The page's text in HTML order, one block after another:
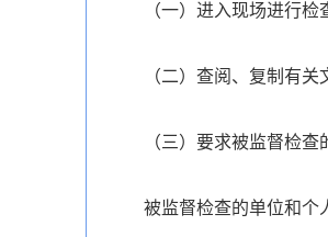
（一）进入现场进行检
（二）查阅、复制有关
（三）要求被监督检
被监督检查的单位和个